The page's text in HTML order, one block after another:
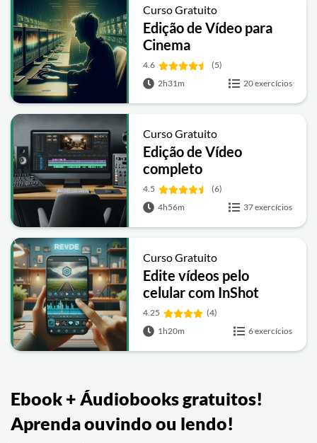
Curso Gratuito
Edição de Vídeo para
Cinema
4.6
(5)
2h31m
20 exercícios
Curso Gratuito
Edição de Vídeo
completo
4.5
(6)
4h56m
37 exercícios
Curso Gratuito
Edite vídeos pelo
celular com InShot
4.25
(4)
1h20m
6 exercícios
Ebook + Áudiobooks gratuitos!
Aprenda ouvindo ou lendo!